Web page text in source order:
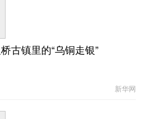
古镇里的“乌铜走银”
新华网